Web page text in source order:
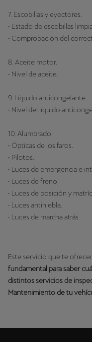
7. Escobillas y eyectores.
• Estado de escobillas
• Comprobación del
8. Aceite motor.
• Nivel de aceite.
9. Líquido anticongelante.
• Nivel del líquido
10. Alumbrado.
• Ópticas de los faros.
• Pilotos.
• Luces de emergencia e
• Luces de freno.
• Luces de posición y
• Luces antiniebla.
• Luces de marcha atrás
Este servicio que te
fundamental para saber
distintos servicios de
Mantenimiento de tu